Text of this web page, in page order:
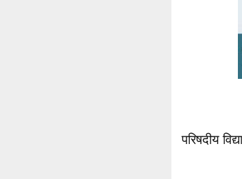
परिषदीय